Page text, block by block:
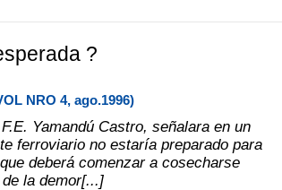
?
NRO 4, ago.1996)
Yamandú Castro, señalara en un
ferroviario no estaría preparado para
deberá comenzar a cosecharse
la demor[...]